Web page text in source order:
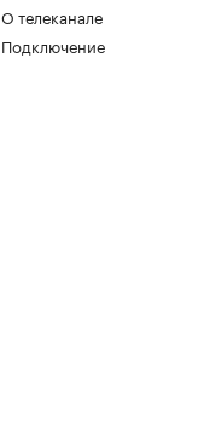
О телеканале
Подключение